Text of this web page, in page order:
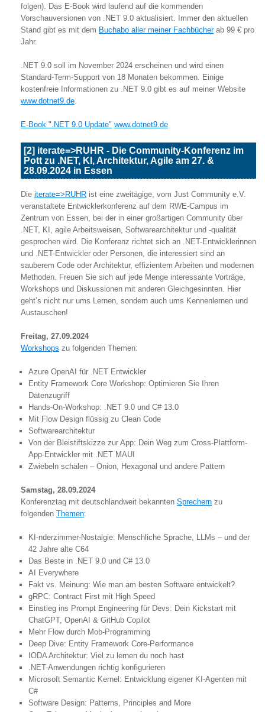
folgen). Das E-Book wird laufend auf die kommenden
Vorschauversionen von .NET 9.0 aktualisiert. Immer den aktuellen
Stand gibt es mit dem Buchabo aller meiner Fachbücherab 99 € pro
Jahr.
.NET 9.0 soll im November 2024 erscheinen und wird einen
Standard-Term-Support von 18 Monaten bekommen. Einige
kostenfreie Informationen zu .NET 9.0 gibt es auf meiner Website
www.dotnet9.de.
E-Book ".NET 9.0 Update" www.dotnet9.de
[2] iterate=>RUHR - Die Community-Konferenz im
Pott zu .NET, KI, Architektur, Agile am 27. &
28.09.2024 in Essen
Die iterate=>RUHR ist eine zweitägige, vom Just Community e.V.
veranstaltete Entwicklerkonferenz auf dem RWE-Campus im
Zentrum von Essen, bei der in einer großartigen Community über
.NET, KI, agile Arbeitsweisen, Softwarearchitektur und -qualität
gesprochen wird. Die Konferenz richtet sich an .NET-Entwicklerinnen
und .NET-Entwickler oder Personen, die interessiert sind an
sauberem Code oder Architektur, effizientem Arbeiten und modernen
Methoden. Freuen Sie sich auf jede Menge interessante Vorträge,
Workshops und Diskussionen mit anderen Gleichgesinnten. Hier
geht’s nicht nur ums Lernen, sondern auch ums Kennenlernen und
Austauschen!
Freitag, 27.09.2024
Workshops zu folgenden Themen:
Azure OpenAI für .NET Entwickler
Entity Framework Core Workshop: Optimieren Sie Ihren
Datenzugriff
Hands-On-Workshop: .NET 9.0 und C# 13.0
Mit Flow Design flüssig zu Clean Code
Softwarearchitektur
Von der Bleistiftskizze zur App: Dein Weg zum Cross-Plattform-
App-Entwickler mit .NET MAUI
Zwiebeln schälen – Onion, Hexagonal und andere Pattern
Samstag, 28.09.2024
Konferenztag mit deutschlandweit bekannten Sprechern zu
folgenden Themen:
KI-nderzimmer-Nostalgie: Menschliche Sprache, LLMs – und der
42 Jahre alte C64
Das Beste in .NET 9.0 und C# 13.0
AI Everywhere
Fakt vs. Meinung: Wie man am besten Software entwickelt?
gRPC: Contract First mit High Speed
Einstieg ins Prompt Engineering für Devs: Dein Kickstart mit
ChatGPT, OpenAI & GitHub Copilot
Mehr Flow durch Mob-Programming
Deep Dive: Entity Framework Core-Performance
IODA Architektur: Viel zu lernen du noch hast
.NET-Anwendungen richtig konfigurieren
Microsoft Semantic Kernel: Entwicklung eigener KI-Agenten mit
C#
Software Design: Patterns, Principles and More